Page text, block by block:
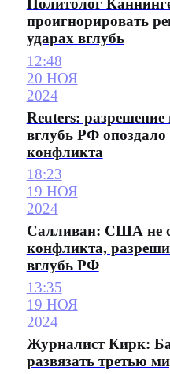
Политолог
проигнорировать
ударах вглубь
12:48
20 НОЯ
2024
Reuters:
вглубь РФ опоздало
конфликта
18:23
19 НОЯ
2024
Салливан: США не
конфликта,
вглубь РФ
13:35
19 НОЯ
2024
Журналист Кирк:
развязать третью